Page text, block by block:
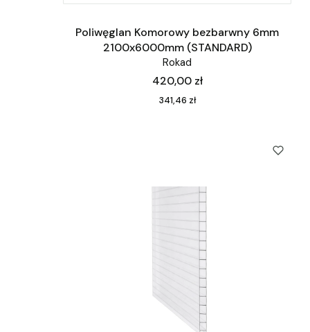
Poliwęglan Komorowy bezbarwny 6mm
2100x6000mm (STANDARD)
Rokad
Cena
420,00 zł
Cena
341,46 zł